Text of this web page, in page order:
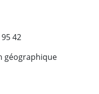
42
géographique